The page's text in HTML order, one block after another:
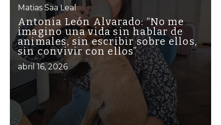
Matias Saa Leal
Antonia León Alvarado: “No me
imagino una vida sin hablar de
animales, sin escribir sobre ellos,
sin convivir con ellos”
abril 16, 2026